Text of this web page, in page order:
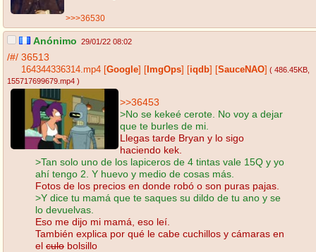
>>>36530
Anónimo 29/01/22 08:02
/#/ 36513
164344336314.mp4 Google ImgOps iqdb SauceNAO ( 486.45KB
155717699679.mp4 )
>>36453
>No se kekeé cerote. No voy a dejar
que te burles de mi.
Llegas tarde Bryan y lo sigo
haciendo kek.
>Tan solo uno de los lapiceros de 4 tintas vale 15Q y yo
ahí tengo 2. Y huevo y medio de cosas más.
Fotos de los precios en donde robó o son puras pajas.
>Y dice tu mamá que te saques su dildo de tu ano y se
lo devuelvas.
Eso me dijo mi mamá, eso leí.
También explica por qué le cabe cuchillos y cámaras en
el culo bolsillo